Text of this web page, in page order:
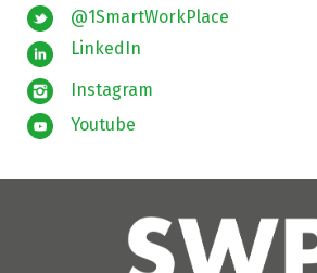
@1SmartWorkPlace
LinkedIn
Instagram
Youtube